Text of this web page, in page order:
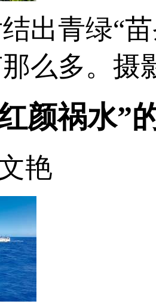
出青绿“
么多。摄
颜祸水”
艳